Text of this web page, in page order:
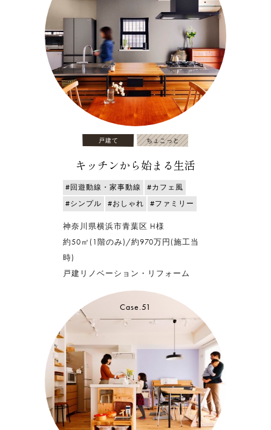
戸建て ちょこっと
キッチンから始まる生活
#回遊動線・家事動線
#カフェ風
#シンプル
#おしゃれ #ファミリー
神奈川県横浜市青葉区 H様
約50㎡(1階のみ)/約970万円(施工当
時)
戸建リノベーション・リフォーム
Case.51